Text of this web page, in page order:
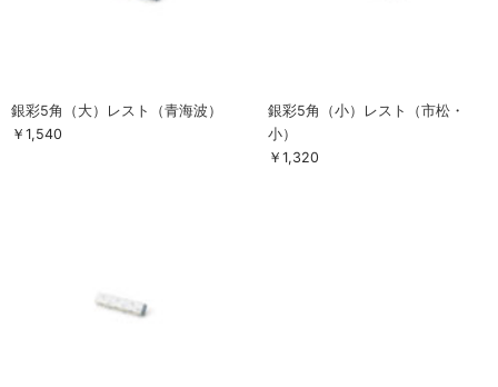
銀彩5角（大）レスト（青海波）
￥1,540
銀彩5角（小）レスト（市松・
小）
￥1,320